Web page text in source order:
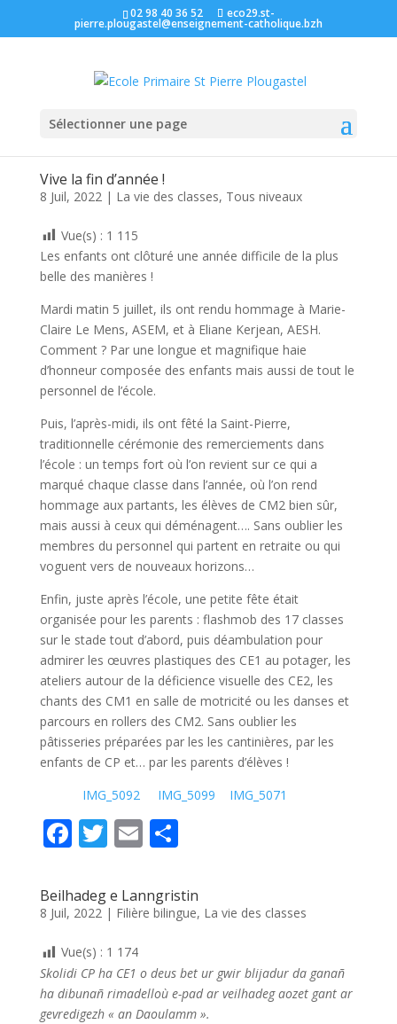
02 98 40 36 52 eco29.st-
pierre.plougastel@enseignement-catholique.bzh
Sélectionner une page
Vive la fin d’année !
8 Juil, 2022| La vie des classes, Tous niveaux
Vue(s) : 1 115
Les enfants ont clôturé une année difficile de la plus
belle des manières !
Mardi matin 5 juillet, ils ont rendu hommage à Marie-
Claire Le Mens, ASEM, et à Eliane Kerjean, AESH.
Comment ? Par une longue et magnifique haie
d’honneur composée des enfants mais aussi de tout le
personnel de l’école.
Puis, l’après-midi, ils ont fêté la Saint-Pierre,
traditionnelle cérémonie des remerciements dans
l’école : un temps fort où l’on revient sur ce qui a
marqué chaque classe dans l’année, où l’on rend
hommage aux partants, les élèves de CM2 bien sûr,
mais aussi à ceux qui déménagent…. Sans oublier les
membres du personnel qui partent en retraite ou qui
voguent vers de nouveaux horizons…
Enfin, juste après l’école, une petite fête était
organisée pour les parents : flashmob des 17 classes
sur le stade tout d’abord, puis déambulation pour
admirer les œuvres plastiques des CE1 au potager, les
ateliers autour de la déficience visuelle des CE2, les
chants des CM1 en salle de motricité ou les danses et
parcours en rollers des CM2. Sans oublier les
pâtisseries préparées par les les cantinières, par les
enfants de CP et… par les parents d’élèves !
IMG_5092
IMG_5099 IMG_5071
F
e
b
o
o
k
T
itt
er
E
ai
l
P
ta
g
Beilhadeg e Lanngristin
8 Juil, 2022| Filière bilingue, La vie des classes
Vue(s) : 1 174
Skolidi CP ha CE1 o deus bet ur gwir blijadur da ganañ
ha dibunañ rimadelloù e-pad ar veilhadeg aozet gant ar
gevredigezh « an Daoulamm ».